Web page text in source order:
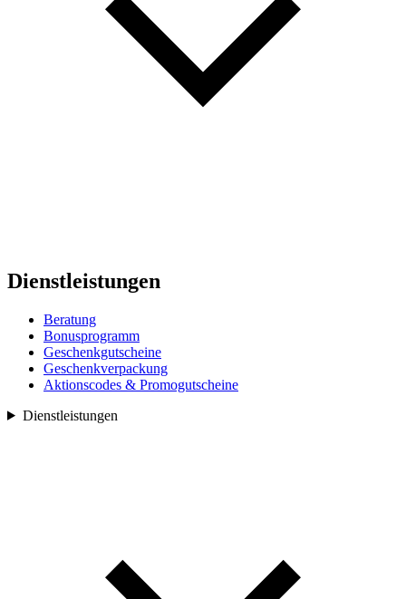
Dienstleistungen
Beratung
Bonusprogramm
Geschenkgutscheine
Geschenkverpackung
Aktionscodes & Promogutscheine
Dienstleistungen